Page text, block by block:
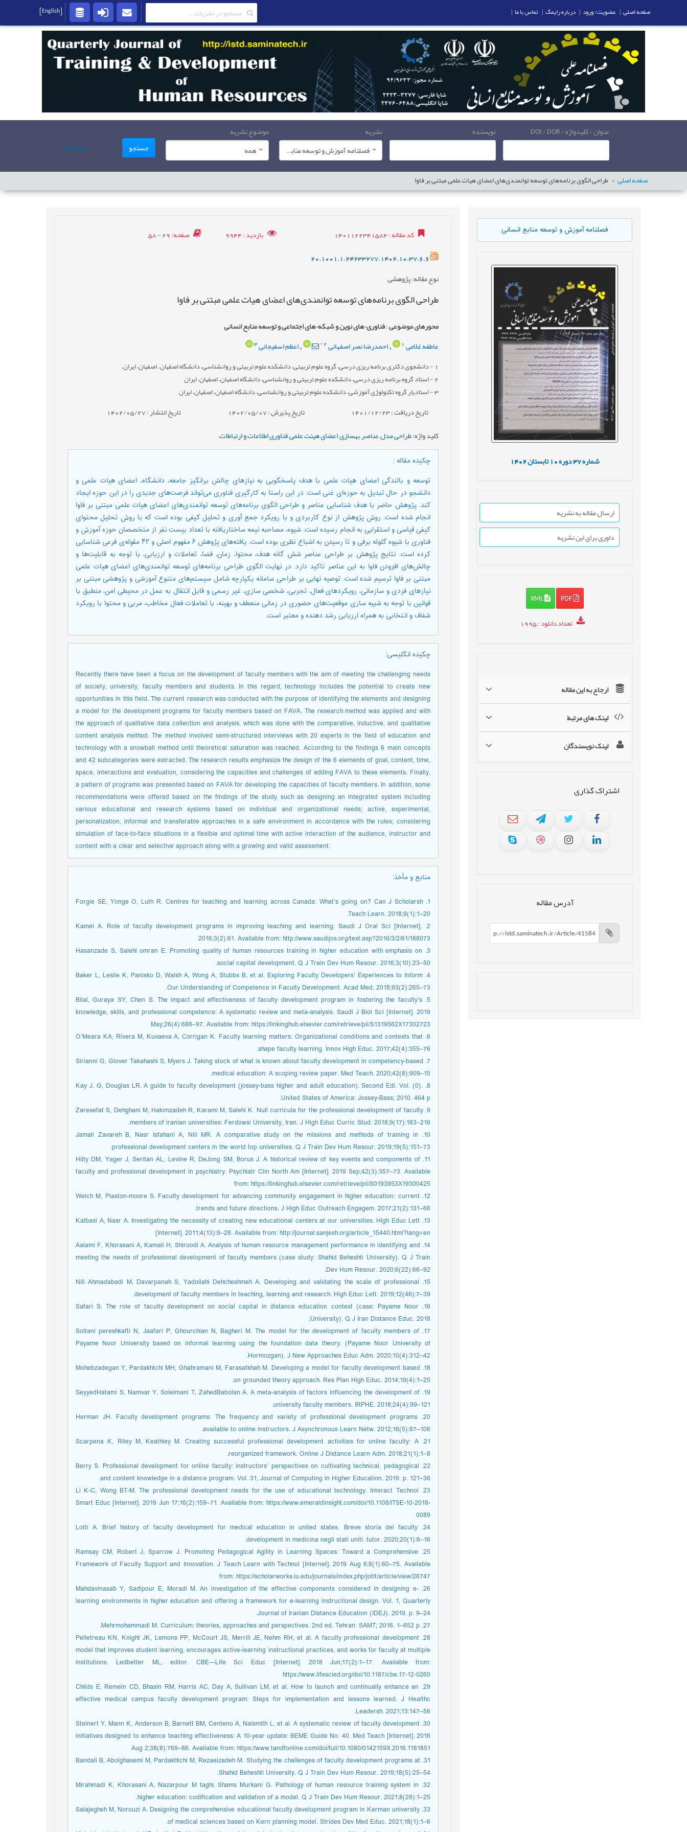
عنوان / کلیدواژه / DOI / DOR نویسنده
نشریه
فصلنامه آموزش و توسعه منابع انسانی
موضوع نشریه
همه
جستجو پیشرفته
صفحه اصلی طراحی الگوی برنامه‌های توسعه توانمندی‌های اعضای هیات علمی مبتنی بر فاوا
فصلنامه آموزش و توسعه منابع انسانی
شماره37 دوره تابستان1402
ارسال مقاله به نشریه
داوری برای این نشریه
PDF
XML
تعداد دانلود: 1995
ارجاع به این مقاله
لینک های مرتبط
لینک نویسندگان
اشتراک گذاری
آدرس مقاله
کد مقاله: 1401122341584 بازدید: 9944 صفحه: 29 - 58
20.1001.1.24233277.1402.10.37.6.6
نوع مقاله: پژوهشی
طراحی الگوی برنامه‌های توسعه توانمندی‌های اعضای هیات علمی مبتنی بر فاوا
محورهای موضوعی:فناوری¬های نوین و شبکه¬های اجتماعی و توسعه منابع انسانی
عاطفه غلامی 1
,احمدرضا نصر اصفهانی2
*
,اعظم اسفیجانی3
1 - دانشجوی دکتری برنامه ریزی درسی، گروه علوم تربیتی، دانشکده علوم تربیتی و روانشناسی، دانشگاه اصفهان. اصفهان، ایران.
2- استاد گروه برنامه ریزی درسی، دانشکده علوم تربیتی و روانشناسی، دانشگاه اصفهان، اصفهان، ایران
3- استادیار گروه تکنولوژی آموزشی، دانشکده علوم تربیتی و روانشناسی، دانشگاه اصفهان، اصفهان، ایران
تاریخ دریافت : 1401/12/23 تاریخ پذیرش : 1402/05/07 تاریخ انتشار : 1402/05/27
کلید واژه:طراحی مدل,عناصر,بهسازی,اعضای هیئت علمی,فناوری اطلاعات و ارتباطات,
چکیده مقاله:
توسعه و بالندگی اعضای هیات علمی با هدف پاسخگویی به نیازهای چالش برانگیز جامعه، دانشگاه، اعضای هیات علمی و
دانشجو در حال تبدیل به حوزه‌ای غنی است. در این راستا به کارگیری فناوری می‌تواند فرصت‌های جدیدی را در این حوزه ایجاد
کند. پژوهش حاضر با هدف شناسایی عناصر و طراحی الگوی برنامه‌های توسعه توانمندی‌های اعضای هیات علمی مبتنی بر فاوا
انجام شده است. روش پژوهش از نوع کاربردی و با رویکرد جمع آوری و تحلیل کیفی بوده است که با روش تحلیل محتوای
کیفی قیاسی و استقرایی به انجام رسیده است. شیوه، مصاحبه نیمه ساختاریافته با تعداد بیست نفر از متخصصان حوزه آموزش و
فناوری با شیوه گلوله برفی و تا رسیدن به اشباع نظری بوده است. یافته‌های پژوهش ۶ مفهوم اصلی و ۴۲ مقوله‌ی فرعی شناسایی
کرده است. نتایج پژوهش بر طراحی عناصر شش گانه هدف، محتوا، زمان، فضا، تعاملات و ارزیابی، با توجه به قابلیت‌ها و
چالش‌های افزودن فاوا به این عناصر تاکید دارد. در نهایت الگوی طراحی برنامه‌های توسعه توانمندی‌های اعضای هیات علمی
مبتنی بر فاوا ترسیم شده است. توصیه نهایی بر طراحی سامانه یکپارچه شامل سیستم‌های متنوع آموزشی و پژوهشی مبتنی بر
نیازهای فردی و سازمانی، رویکردهای فعال، تجربی، شخصی سازی، غیر رسمی و قابل انتقال به عمل در محیطی امن، منطبق با
قوانین با توجه به شبیه سازی موقعیت‌های حضوری در زمانی منعطف و بهینه، با تعاملات فعال مخاطب، مربی و محتوا با رویکرد
شفاف و انتخابی به همراه ارزیابی رشد دهنده و معتبر است.
چکیده انگلیسی:
Recently there have been a focus on the development of faculty members with the aim of meeting the challenging needs
of society, university, faculty members and students. In this regard, technology includes the potential to create new
opportunities in this field. The current research was conducted with the purpose of identifying the elements and designing
a model for the development programs for faculty members based on FAVA. The research method was applied and with
the approach of qualitative data collection and analysis, which was done with the comparative, inductive, and qualitative
content analysis method. The method involved semi-structured interviews with 20 experts in the field of education and
technology with a snowball method until theoretical saturation was reached. According to the findings 6 main concepts
and 42 subcategories were extracted. The research results emphasize the design of the 6 elements of goal, content, time,
space, interactions and evaluation, considering the capacities and challenges of adding FAVA to these elements. Finally,
a pattern of programs was presented based on FAVA for developing the capacities of faculty members. In addition, some
recommendations were offered based on the findings of the study such as designing an integrated system including
various educational and research systems based on individual and organizational needs; active, experimental,
personalization, informal and transferable approaches in a safe environment in accordance with the rules; considering
simulation of face-to-face situations in a flexible and optimal time with active interaction of the audience, instructor and
content with a clear and selective approach along with a growing and valid assessment.
منابع و مأخذ:
1. Forgie SE, Yonge O, Luth R. Centres for teaching and learning across Canada: What’s going on? Can J Scholarsh
Teach Learn. 2018;9(1):1–20.
2. Kamel A. Role of faculty development programs in improving teaching and learning. Saudi J Oral Sci [Internet].
2016;3(2):61. Available from: http://www.saudijos.org/text.asp?2016/3/2/61/188073
3. Hasanzade S, Salehi omran E. Promoting quality of human resources training in higher education with emphasis on
social capital development. Q J Train Dev Hum Resour. 2016;3(10):23–50.
4. Baker L, Leslie K, Panisko D, Walsh A, Wong A, Stubbs B, et al. Exploring Faculty Developers’ Experiences to Inform
Our Understanding of Competence in Faculty Development. Acad Med. 2018;93(2):265–73.
5. Bilal, Guraya SY, Chen S. The impact and effectiveness of faculty development program in fostering the faculty’s
knowledge, skills, and professional competence: A systematic review and meta-analysis. Saudi J Biol Sci [Internet]. 2019
May;26(4):688–97. Available from: https://linkinghub.elsevier.com/retrieve/pii/S1319562X17302723
6. O’Meara KA, Rivera M, Kuvaeva A, Corrigan K. Faculty learning matters: Organizational conditions and contexts that
shape faculty learning. Innov High Educ. 2017;42(4):355–76.
7. Sirianni G, Glover Takahashi S, Myers J. Taking stock of what is known about faculty development in competency-based
medical education: A scoping review paper. Med Teach. 2020;42(8):909–15.
8. Kay J. G, Douglas LR. A guide to faculty development (jossey-bass higher and adult education). Second Edi. Vol. (0).
United States of America: Jossey-Bass; 2010. 464 p.
9. Zaresefat S, Dehghani M, Hakimzadeh R, Karami M, Salehi K. Null curricula for the professional development of faculty
members of iranian universities: Ferdowsi University, Iran. J High Educ Curric Stud. 2018;9(17):183–216.
10. Jamali Zavareh B, Nasr Isfahani A, Nili MR. A comparative study on the missions and methods of training in
professional development centers in the world top universities. Q J Train Dev Hum Resour. 2019;19(5):151–73.
11. Hilty DM, Yager J, Seritan AL, Levine R, DeJong SM, Borus J. A historical review of key events and components of
faculty and professional development in psychiatry. Psychiatr Clin North Am [Internet]. 2019 Sep;42(3):357–73. Available
from: https://linkinghub.elsevier.com/retrieve/pii/S0193953X19300425
12. Welch M, Plaxton-moore S. Faculty development for advancing community engagement in higher education: current
trends and future directions. J High Educ Outreach Engagem. 2017;21(2):131–66.
13. Kalbasi A, Nasr A. Investigating the necessity of creating new educational centers at our universities. High Educ Lett
[Internet]. 2011;4(13):9–28. Available from: http://journal.sanjesh.org/article_15440.html?lang=en
14. Aalami F, Khorasani A, Kamali H, Shiroodi A. Analysis of human resource management performance in identifying and
meeting the needs of professional development of faculty members (case study: Shahid Beheshti University). Q J Train
Dev Hum Resour. 2020;6(22):66–92.
15. Nili Ahmadabadi M, Davarpanah S, Yadollahi Dehcheshmeh A. Developing and validating the scale of professional
development of faculty members in teaching, learning and research. High Educ Lett. 2019;12(46):7–39.
16. Safari S. The role of faculty development on social capital in distance education context (case: Payame Noor
University). Q J Iran Distance Educ. 2018;
17. Soltani pereshkafti N, Jaafari P, Ghourchian N, Bagheri M. The model for the development of faculty members of
Payame Noor University based on informal learning using the foundation data theory. (Payame Noor University of
Hormozgan). J New Approaches Educ Adm. 2020;10(4):312–42.
18. Mohebzadegan Y, Pardakhtchi MH, Ghahramani M, Farasatkhah M. Developing a model for faculty development based
on grounded theory approach. Res Plan High Educ. 2014;19(4):1–25.
19. SeyyedHatami S, Namvar Y, Soleimani T, ZahedBabolan A. A meta-analysis of factors influencing the development of
university faculty members. IRPHE. 2018;24(4):99–121.
20. Herman JH. Faculty development programs: The frequency and variety of professional development programs
available to online instructors. J Asynchronous Learn Netw. 2012;16(5):87–106.
21. Scarpena K, Riley M, Keathley M. Creating successful professional development activities for online faculty: A
reorganized framework. Online J Distance Learn Adm. 2018;21(1):1–8.
22. Berry S. Professional development for online faculty: instructors’ perspectives on cultivating technical, pedagogical
and content knowledge in a distance program. Vol. 31, Journal of Computing in Higher Education. 2019. p. 121–36.
23. Li K-C, Wong BT-M. The professional development needs for the use of educational technology. Interact Technol
Smart Educ [Internet]. 2019 Jun 17;16(2):159–71. Available from: https://www.emeraldinsight.com/doi/10.1108/ITSE-10-2018-
0089
24. Lotti A. Brief history of faculty development for medical education in united states. Breve storia del faculty
development in medicina negli stati uniti. tutor. 2020;20(1):6–16.
25. Ramsay CM, Robert J, Sparrow J. Promoting Pedagogical Agility in Learning Spaces: Toward a Comprehensive
Framework of Faculty Support and Innovation. J Teach Learn with Technol [Internet]. 2019 Aug 6;8(1):60–75. Available
from: https://scholarworks.iu.edu/journals/index.php/jotlt/article/view/26747
26. Mahdavinasab Y, Sadipour E, Moradi M. An investigation of the effective components considered in designing e-
learning environments in higher education and offering a framework for e-learning instructional design. Vol. 1, Quarterly
Journal of Iranian Distance Education (IDEJ). 2019. p. 9–24.
27. Mehrmohammadi M. Curriculum: theories, approaches and perspectives. 2nd ed. Tehran: SAMT; 2016. 1–652 p.
28. Pelletreau KN, Knight JK, Lemons PP, McCourt JS, Merrill JE, Nehm RH, et al. A faculty professional development
model that improves student learning, encourages active-learning instructional practices, and works for faculty at multiple
institutions. Ledbetter ML, editor. CBE—Life Sci Educ [Internet]. 2018 Jun;17(2):1–17. Available from:
https://www.lifescied.org/doi/10.1187/cbe.17-12-0260
29. Childs E, Remein CD, Bhasin RM, Harris AC, Day A, Sullivan LM, et al. How to launch and continually enhance an
effective medical campus faculty development program: Steps for implementation and lessons learned. J Healthc
Leadersh. 2021;13:147–56.
30. Steinert Y, Mann K, Anderson B, Barnett BM, Centeno A, Naismith L, et al. A systematic review of faculty development
initiatives designed to enhance teaching effectiveness: A 10-year update: BEME Guide No. 40. Med Teach [Internet]. 2016
Aug 2;38(8):769–86. Available from: https://www.tandfonline.com/doi/full/10.1080/0142159X.2016.1181851
31. Bandali B, Abolghasemi M, Pardakhtchi M, Rezaeizadeh M. Studying the challenges of faculty development programs at
Shahid Beheshti University. Q J Train Dev Hum Resour. 2019;18(5):25–54.
32. Mirahmadi K, Khorasani A, Nazarpour M taghi, Shams Murkani G. Pathology of human resource training system in
higher education: codification and validation of a model. Q J Train Dev Hum Resour. 2021;8(28):1–25.
33. Salajegheh M, Norouzi A. Designing the comprehensive educational faculty development program in Kerman university
of medical sciences based on Kern planning model. Strides Dev Med Educ. 2021;18(1):1–6.
صفحه اصلی | عضویت/ ورود | درباره رایمگ | تماس با ما |
[English]